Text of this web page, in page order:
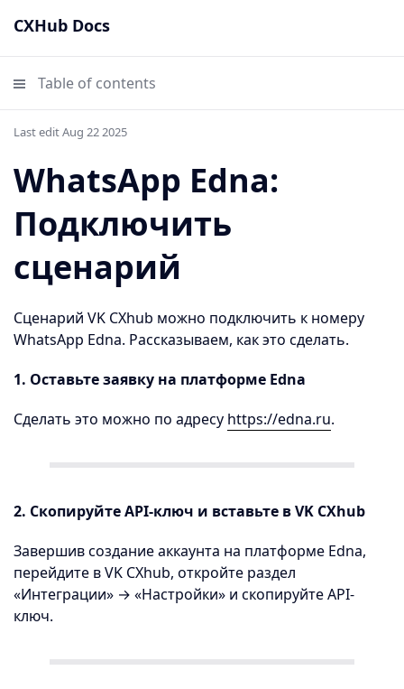
CXHub Docs
Table of contents
Last edit Aug 22 2025
WhatsApp Edna:
Подключить
сценарий
Сценарий VK CXhub можно подключить к номеру
WhatsApp Edna. Рассказываем, как это сделать.
1. Оставьте заявку на платформе Edna
Сделать это можно по адресу https://edna.ru.
2. Скопируйте API-ключ и вставьте в VK CXhub
Завершив создание аккаунта на платформе Edna,
перейдите в VK CXhub, откройте раздел
«Интеграции» → «Настройки» и скопируйте API-
ключ.